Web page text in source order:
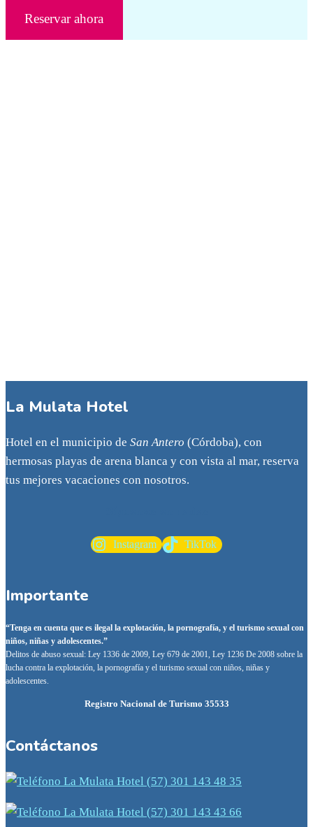
Reservar ahora
La Mulata Hotel
Hotel en el municipio de San Antero (Córdoba), con
hermosas playas de arena blanca y con vista al mar, reserva
tus mejores vacaciones con nosotros.
Instagram TikTok
Importante
“Tenga en cuenta que es ilegal la explotación, la pornografía, y el turismo sexual con
niños, niñas y adolescentes.”
Delitos de abuso sexual: Ley 1336 de 2009, Ley 679 de 2001, Ley 1236 De 2008 sobre la
lucha contra la explotación, la pornografía y el turismo sexual con niños, niñas y
adolescentes.
Registro Nacional de Turismo 35533
Contáctanos
(57) 301 143 48 35
(57) 301 143 43 66